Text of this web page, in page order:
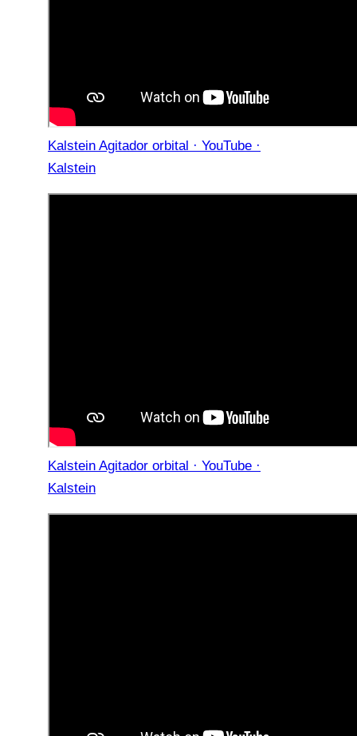
Kalstein Agitador orbital · YouTube ·
Kalstein
Kalstein Agitador orbital · YouTube ·
Kalstein